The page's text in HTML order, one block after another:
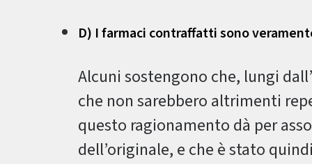
D) I farmaci contraffatti sono
Alcuni sostengono che, lungi
che non sarebbero altrimenti
questo ragionamento dà per
dell’originale, e che è stato